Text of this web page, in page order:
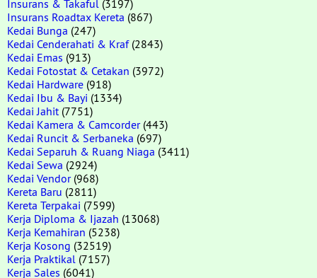
Insurans & Takaful (3197)
Insurans Roadtax Kereta (867)
Kedai Bunga (247)
Kedai Cenderahati & Kraf(2843)
Kedai Emas (913)
Kedai Fotostat & Cetakan (3972)
Kedai Hardware (918)
Kedai Ibu & Bayi (1334)
Kedai Jahit (7751)
Kedai Kamera & Camcorder(443)
Kedai Runcit & Serbaneka (697)
Kedai Separuh & Ruang Niaga (3411)
Kedai Sewa (2924)
Kedai Vendor(968)
Kereta Baru (2811)
Kereta Terpakai (7599)
Kerja Diploma & Ijazah (13068)
Kerja Kemahiran (5238)
Kerja Kosong (32519)
Kerja Praktikal (7157)
Kerja Sales (6041)